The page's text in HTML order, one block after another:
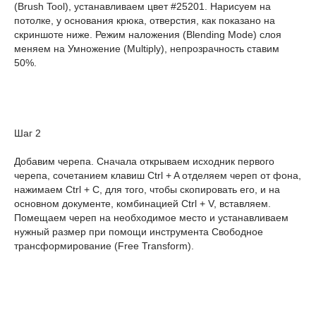
(Brush Tool), устанавливаем цвет #25201. Нарисуем на
потолке, у основания крюка, отверстия, как показано на
скриншоте ниже. Режим наложения (Blending Mode) слоя
меняем на Умножение (Multiply), непрозрачность ставим
50%.
Шаг 2
Добавим черепа. Сначала открываем исходник первого
черепа, сочетанием клавиш Ctrl + A отделяем череп от фона,
нажимаем Ctrl + C, для того, чтобы скопировать его, и на
основном документе, комбинацией Ctrl + V, вставляем.
Помещаем череп на необходимое место и устанавливаем
нужный размер при помощи инструмента Свободное
трансформирование (Free Transform).